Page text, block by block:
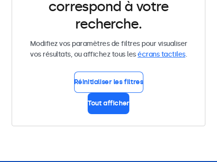
correspond à votre
recherche.
Modifiez vos paramètres de filtres pour visualiser
vos résultats, ou affichez tous lesécrans tactiles.
Réinitialiser les filtres
Tout afficher